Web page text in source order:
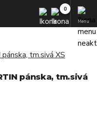
Menu
pánska, tm.sivá